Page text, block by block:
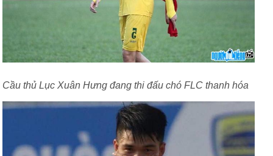
Cầu thủ Lục Xuân Hưng đang thi đấu chó FLC thanh hóa